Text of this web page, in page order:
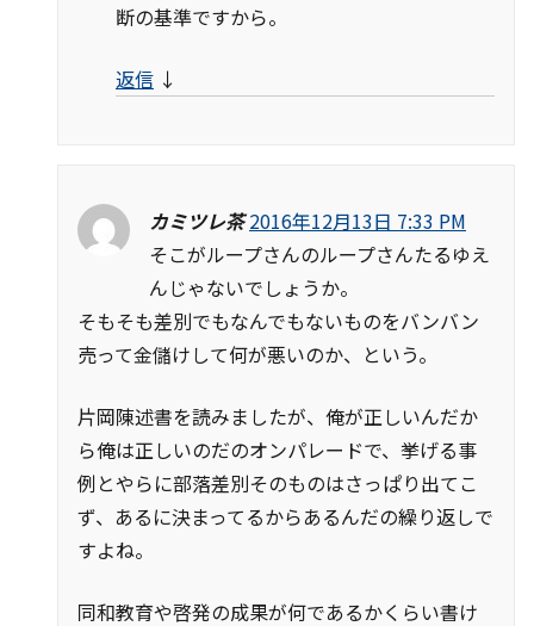
断の基準ですから。
返信 ↓
カミツレ茶 2016年12月13日 7:33 PM
そこがループさんのループさんたるゆえ
んじゃないでしょうか。
そもそも差別でもなんでもないものをバンバン
売って金儲けして何が悪いのか、という。
片岡陳述書を読みましたが、俺が正しいんだか
ら俺は正しいのだのオンパレードで、挙げる事
例とやらに部落差別そのものはさっぱり出てこ
ず、あるに決まってるからあるんだの繰り返しで
すよね。
同和教育や啓発の成果が何であるかくらい書け